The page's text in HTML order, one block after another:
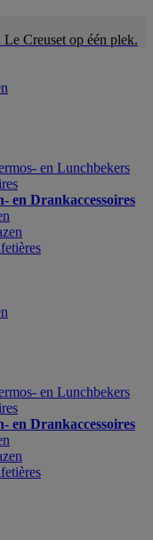
Creuset op één plek.
en Lunchbekers
en Drankaccessoires
en Lunchbekers
en Drankaccessoires